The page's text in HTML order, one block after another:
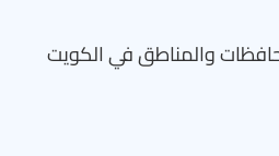
والمناطق في الكويت